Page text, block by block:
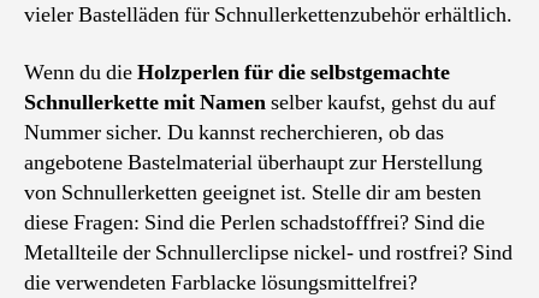
vieler Bastelläden für Schnullerkettenzubehör erhältlich.
Wenn du dieHolzperlen für die selbstgemachte
Schnullerkette mit Namenselber kaufst, gehst du auf
Nummer sicher. Du kannst recherchieren, ob das
angebotene Bastelmaterial überhaupt zur Herstellung
von Schnullerketten geeignet ist. Stelle dir am besten
diese Fragen: Sind die Perlen schadstofffrei? Sind die
Metallteile der Schnullerclipse nickel- und rostfrei? Sind
die verwendeten Farblacke lösungsmittelfrei?